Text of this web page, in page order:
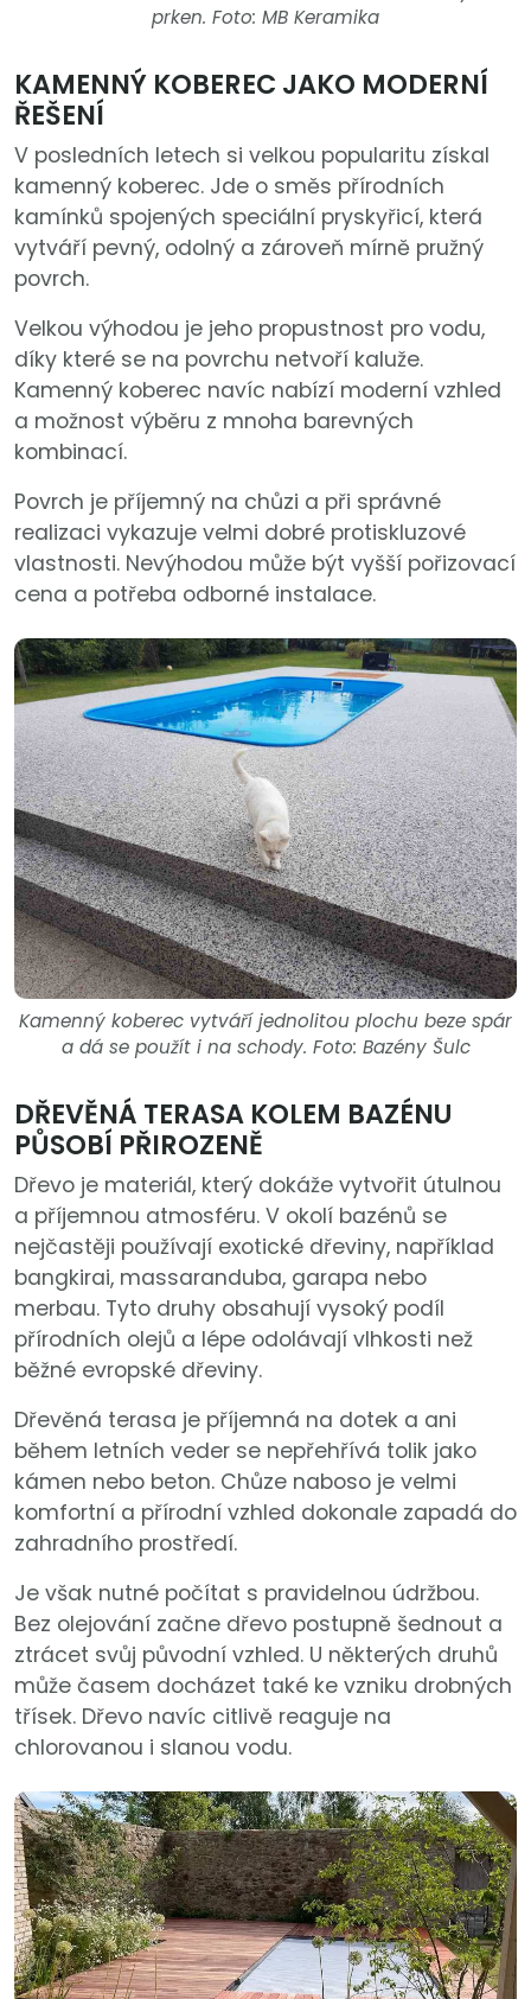
prken. Foto: MB Keramika
KAMENNÝ KOBEREC JAKO MODERNÍ
ŘEŠENÍ
V posledních letech si velkou popularitu získal
kamenný koberec. Jde o směs přírodních
kamínků spojených speciální pryskyřicí, která
vytváří pevný, odolný a zároveň mírně pružný
povrch.
Velkou výhodou je jeho propustnost pro vodu,
díky které se na povrchu netvoří kaluže.
Kamenný koberec navíc nabízí moderní vzhled
a možnost výběru z mnoha barevných
kombinací.
Povrch je příjemný na chůzi a při správné
realizaci vykazuje velmi dobré protiskluzové
vlastnosti. Nevýhodou může být vyšší pořizovací
cena a potřeba odborné instalace.
Kamenný koberec vytváří jednolitou plochu beze spár
a dá se použít i na schody. Foto: Bazény Šulc
DŘEVĚNÁ TERASA KOLEM BAZÉNU
PŮSOBÍ PŘIROZENĚ
Dřevo je materiál, který dokáže vytvořit útulnou
a příjemnou atmosféru. V okolí bazénů se
nejčastěji používají exotické dřeviny, například
bangkirai, massaranduba, garapa nebo
merbau. Tyto druhy obsahují vysoký podíl
přírodních olejů a lépe odolávají vlhkosti než
běžné evropské dřeviny.
Dřevěná terasa je příjemná na dotek a ani
během letních veder se nepřehřívá tolik jako
kámen nebo beton. Chůze naboso je velmi
komfortní a přírodní vzhled dokonale zapadá do
zahradního prostředí.
Je však nutné počítat s pravidelnou údržbou.
Bez olejování začne dřevo postupně šednout a
ztrácet svůj původní vzhled. U některých druhů
může časem docházet také ke vzniku drobných
třísek. Dřevo navíc citlivě reaguje na
chlorovanou i slanou vodu.